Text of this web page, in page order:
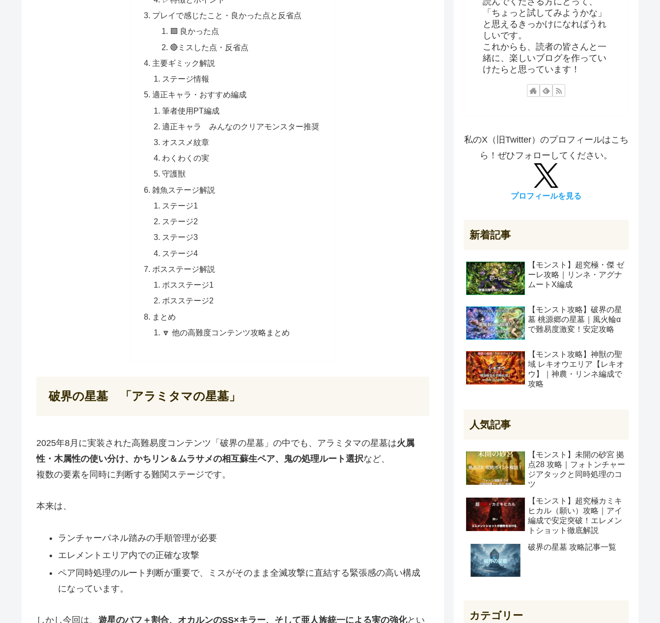
プレイで感じたこと・良かった点と反省点
🟩 良かった点
🔴ミスした点・反省点
主要ギミック解説
ステージ情報
適正キャラ・おすすめ編成
筆者使用PT編成
適正キャラ みんなのクリアモンスター推奨
オススメ紋章
わくわくの実
守護獣
雑魚ステージ解説
ステージ1
ステージ2
ステージ3
ステージ4
ボスステージ解説
ボスステージ1
ボスステージ2
まとめ
🔽 他の高難度コンテンツ攻略まとめ
破界の星墓 「アラミタマの星墓」
2025年8月に実装された高難易度コンテンツ「破界の星墓」の中でも、アラミタマの星墓は火属
性・木属性の使い分け、かちリン＆ムラサメの相互蘇生ペア、鬼の処理ルート選択など、
複数の要素を同時に判断する難関ステージです。
本来は、
ランチャーパネル踏みの手順管理が必要
エレメントエリア内での正確な攻撃
ペア同時処理のルート判断が重要で、ミスがそのまま全滅攻撃に直結する緊張感の高い構成
になっています。
しかし今回は、 遊星のバフ＋割合、オカルンのSS×キラー、そして亜人族統一による実の強化とい
「ちょっと試してみようかな」
と思えるきっかけになればうれ
しいです。
これからも、読者の皆さんと一
緒に、楽しいブログを作ってい
けたらと思っています！
私のX（旧Twitter）のプロフィールはこち
ら！ぜひフォローしてください。
プロフィールを見る
新着記事
【モンスト】超究極・傑 ゼ
ーレ攻略｜リンネ・アグナ
ムートX編成
【モンスト攻略】破界の星
墓 桃源郷の星墓｜風火輪α
で難易度激変！安定攻略
【モンスト攻略】神獣の聖
域 レキオウエリア【レキオ
ウ】｜神農・リンネ編成で
攻略
人気記事
【モンスト】未開の砂宮 拠
点28 攻略｜フォトンチャー
ジアタックと同時処理のコ
ツ
【モンスト】超究極カミキ
ヒカル（願い）攻略｜アイ
編成で安定突破！エレメン
トショット徹底解説
破界の星墓 攻略記事一覧
カテゴリー